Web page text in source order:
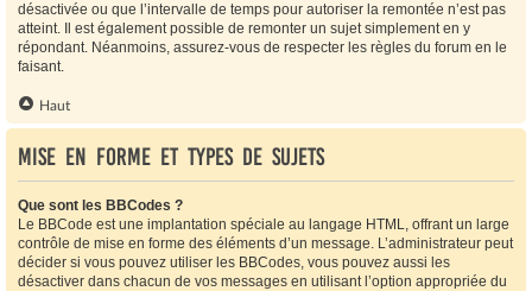
désactivée ou que l’intervalle de temps pour autoriser la remontée n’est pas
atteint. Il est également possible de remonter un sujet simplement en y
répondant. Néanmoins, assurez-vous de respecter les règles du forum en le
faisant.
Haut
Mise en forme et types de sujets
Que sont les BBCodes ?
Le BBCode est une implantation spéciale au langage HTML, offrant un large
contrôle de mise en forme des éléments d’un message. L’administrateur peut
décider si vous pouvez utiliser les BBCodes, vous pouvez aussi les
désactiver dans chacun de vos messages en utilisant l’option appropriée du